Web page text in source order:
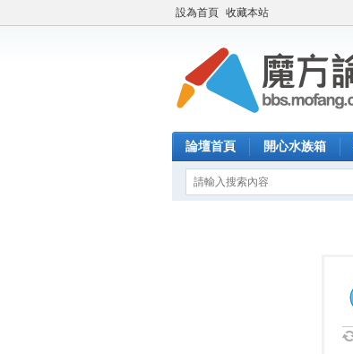
設為首頁 收藏本站
論壇首頁 開心水族箱